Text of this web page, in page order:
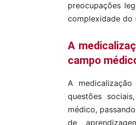
preocupações
complexidade do
A
campo
A
questões
médico,
de